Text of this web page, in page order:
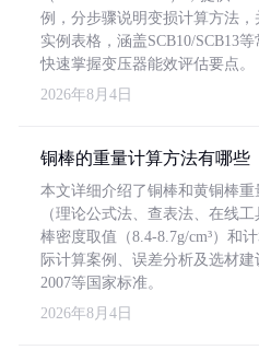
例，分步骤说明变损计算方法
实例表格，涵盖SCB10/SCB13
快速掌握变压器能效评估要点。
2026年8月4日
铜棒的重量计算方法有哪些
本文详细介绍了铜棒和黄铜棒
（理论公式法、查表法、在线
棒密度取值（8.4-8.7g/cm³）和
际计算案例、误差分析及选材
2007等国家标准。
2026年8月4日